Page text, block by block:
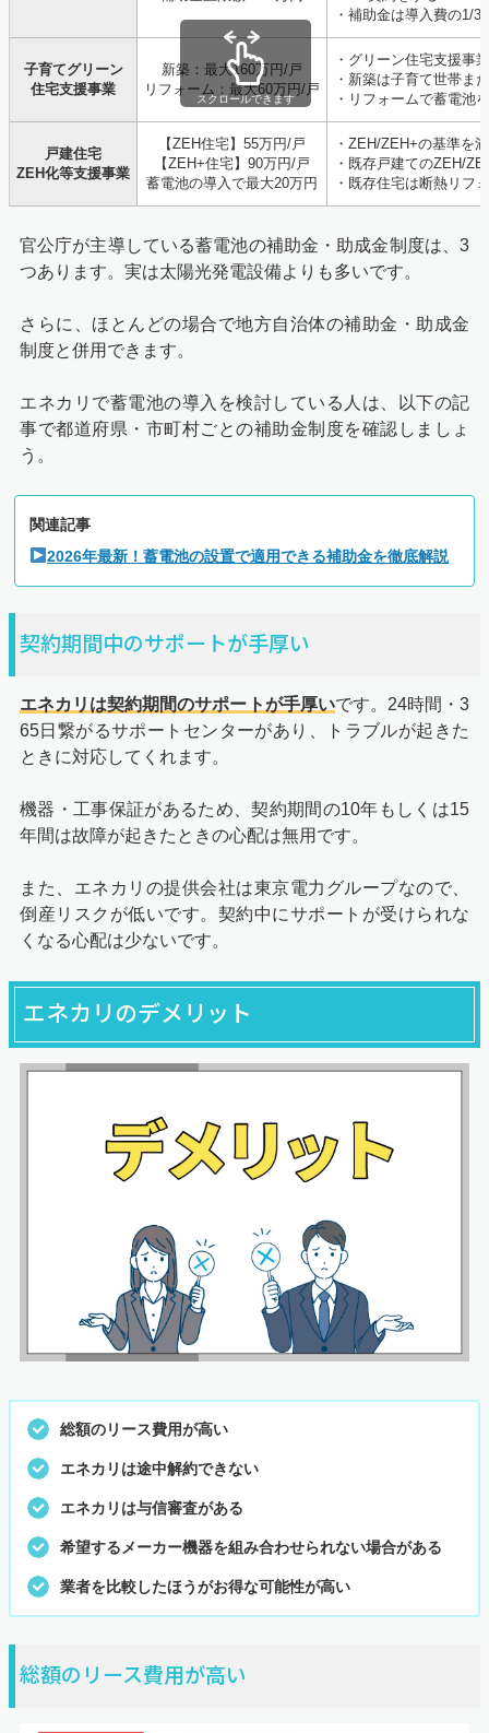
・補助金は導入費の1/3
子育てグリーン
住宅支援事業
新築：最大160万円/戸
リフォーム：最大60万円/戸
・グリーン住宅支援事
・新築は子育て世帯ま
・リフォームで蓄電池
戸建住宅
ZEH化等支援事業
【ZEH住宅】55万円/戸
【ZEH+住宅】90万円/戸
蓄電池の導入で最大20万円
・ZEH/ZEH+の基準を
・既存戸建てのZEH/
・既存住宅は断熱リフ
スクロールできます
官公庁が主導している蓄電池の補助金・助成金制度は、3
つあります。実は太陽光発電設備よりも多いです。
さらに、ほとんどの場合で地方自治体の補助金・助成金
制度と併用できます。
エネカリで蓄電池の導入を検討している人は、以下の記
事で都道府県・市町村ごとの補助金制度を確認しましょ
う。
関連記事
2026年最新！蓄電池の設置で適用できる補助金を徹底解説
契約期間中のサポートが手厚い
エネカリは契約期間のサポートが手厚いです。24時間・3
65日繋がるサポートセンターがあり、トラブルが起きた
ときに対応してくれます。
機器・工事保証があるため、契約期間の10年もしくは15
年間は故障が起きたときの心配は無用です。
また、エネカリの提供会社は東京電力グループなので、
倒産リスクが低いです。契約中にサポートが受けられな
くなる心配は少ないです。
エネカリのデメリット
総額のリース費用が高い
エネカリは途中解約できない
エネカリは与信審査がある
希望するメーカー機器を組み合わせられない場合がある
業者を比較したほうがお得な可能性が高い
総額のリース費用が高い